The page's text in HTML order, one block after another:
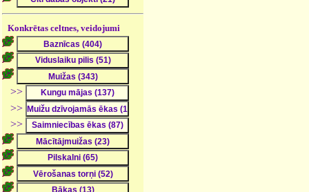
Konkrētas celtnes, veidojumi
>>
>>
>>